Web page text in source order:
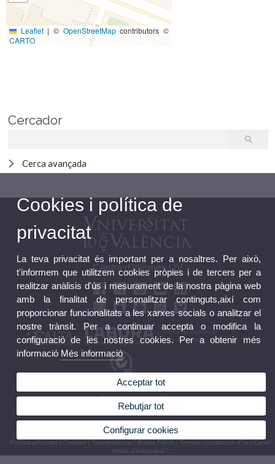
Leaflet | © OpenStreetMapcontributors ©
CARTO
Cercador
Cerca avançada
Centre d'Idiomes UV
Bústia FGUV
Perfil Contractant FGUV
© 2026 UV. - C/ Serpis 25, 46022 València (Espanya) Tel. +34 96 306 77 81
Política privacitat Cookies Transparència Bústia FGUV Termes i condicions d’ús
Canal
Intern d'Informació
Cookies i política de
privacitat
La teva privacitat és important per a nosaltres. Per això,
t'informem que utilitzem cookies pròpies i de tercers per a
realitzar anàlisis d'ús i mesurament de la nostra pàgina web
amb la finalitat de personalitzar continguts,així com
proporcionar funcionalitats a les xarxes socials o analitzar el
nostre trànsit. Per a continuar accepta o modifica la
configuració de les nostres cookies. Per a obtenir més
informació Més informació
Acceptar tot
Rebutjar tot
Configurar cookies